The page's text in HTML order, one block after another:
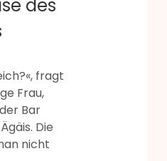
des
fragt
Frau,
Bar
Die
nicht